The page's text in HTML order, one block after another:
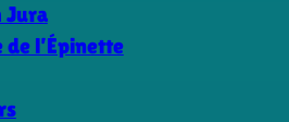
Jura
de l’Épinette